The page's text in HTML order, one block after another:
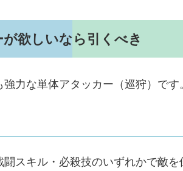
欲しいなら引くべき
力な単体アタッカー（巡狩）です
スキル・必殺技のいずれかで敵を